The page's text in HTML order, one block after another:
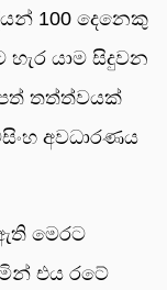
100 දෙනෙකු
හැර යාම සිදුවන
තත්ත්වයක්
අවධාරණය
මෙරට
එය රටේ